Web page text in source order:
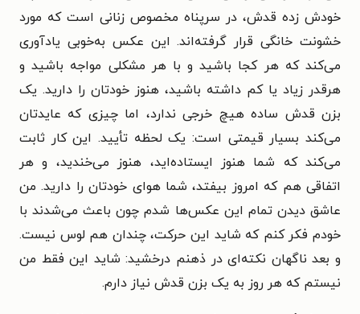
خودش زده قدش، در سرپناه مخصوص زنانی است که مورد
خشونت خانگی قرار گرفته‌اند. این عکس به‌خوبی یادآوری
می‌کند که هر کجا باشید و با هر مشکلی مواجه باشید و
هرقدر زیاد یا کم داشته باشید، هنوز خودتان را دارید. یک
بزن قدش ساده هیچ خرجی ندارد، اما چیزی که عایدتان
می‌کند بسیار قیمتی است: یک لحظه تأیید. این کار ثابت
می‌کند که شما هنوز ایستاده‌اید، هنوز می‌خندید، و هر
اتفاقی هم که امروز بیفتد، شما هوای خودتان را دارید. من
عاشق دیدن تمام این عکس‌ها شدم چون باعث می‌شدند با
خودم فکر کنم که شاید این حرکت، چندان هم لوس نیست.
و بعد ناگهان نکته‌ای در ذهنم درخشید: شاید این فقط من
نیستم که هر روز به یک بزن قدش نیاز دارم.